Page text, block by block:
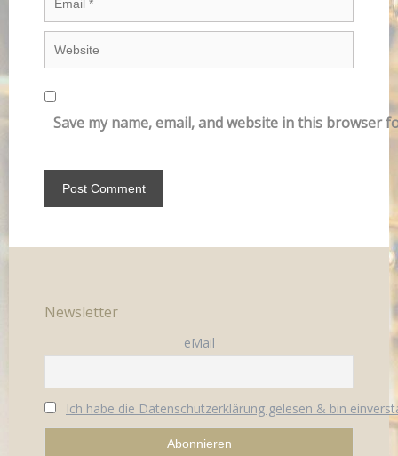
Save my name, email, and website in this browser
Newsletter
eMail
Ich habe die Datenschutzerklärung gelesen & bin